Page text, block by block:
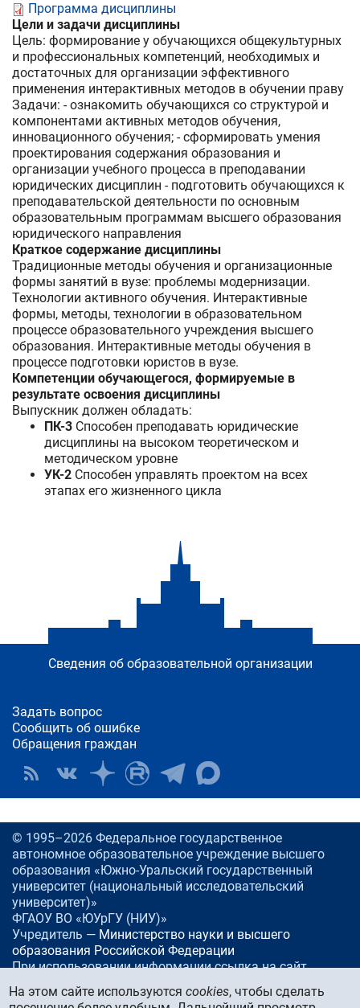
Программа дисциплины
Цели и задачи дисциплины
Цель: формирование у обучающихся общекультурных
и профессиональных компетенций, необходимых и
достаточных для организации эффективного
применения интерактивных методов в обучении праву
Задачи: - ознакомить обучающихся со структурой и
компонентами активных методов обучения,
инновационного обучения; - сформировать умения
проектирования содержания образования и
организации учебного процесса в преподавании
юридических дисциплин - подготовить обучающихся к
преподавательской деятельности по основным
образовательным программам высшего образования
юридического направления
Краткое содержание дисциплины
Традиционные методы обучения и организационные
формы занятий в вузе: проблемы модернизации.
Технологии активного обучения. Интерактивные
формы, методы, технологии в образовательном
процессе образовательного учреждения высшего
образования. Интерактивные методы обучения в
процессе подготовки юристов в вузе.
Компетенции обучающегося, формируемые в
результате освоения дисциплины
Выпускник должен обладать:
ПК-3 Способен преподавать юридические
дисциплины на высоком теоретическом и
методическом уровне
УК-2 Способен управлять проектом на всех
этапах его жизненного цикла
Сведения об образовательной организации
Задать вопрос
Сообщить об ошибке
Обращения граждан
© 1995–2026 Федеральное государственное
автономное образовательное учреждение высшего
образования «Южно-Уральский государственный
университет (национальный исследовательский
университет)»
ФГАОУ ВО «ЮУрГУ (НИУ)»
Учредитель — Министерство науки и высшего
образования Российской Федерации
При использовании информации ссылка на сайт
www.
susu.ru
На этом сайте используютсяcookies, чтобы сделать